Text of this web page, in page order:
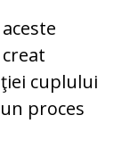
cuplului
proces